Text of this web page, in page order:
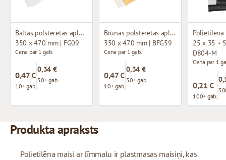
Baltas polsterētās aploksnes K20
350 x 470 mm | FG09
Cena par 1 gab.
0,47 €
10+ gab.
0,34 €
50+ gab.
Brūnas polsterētās aploksnes K20
350 x 470 mm | BFG59
Cena par 1 gab.
0,47 €
10+ gab.
0,34 €
50+ gab.
Polietilēna
25 x 35 +
D804-M
Cena par 1
0,21 €
100+ gab.
Produkta apraksts
Polietilēna maisi ar līmmalu ir plastmasas maisiņi, kas